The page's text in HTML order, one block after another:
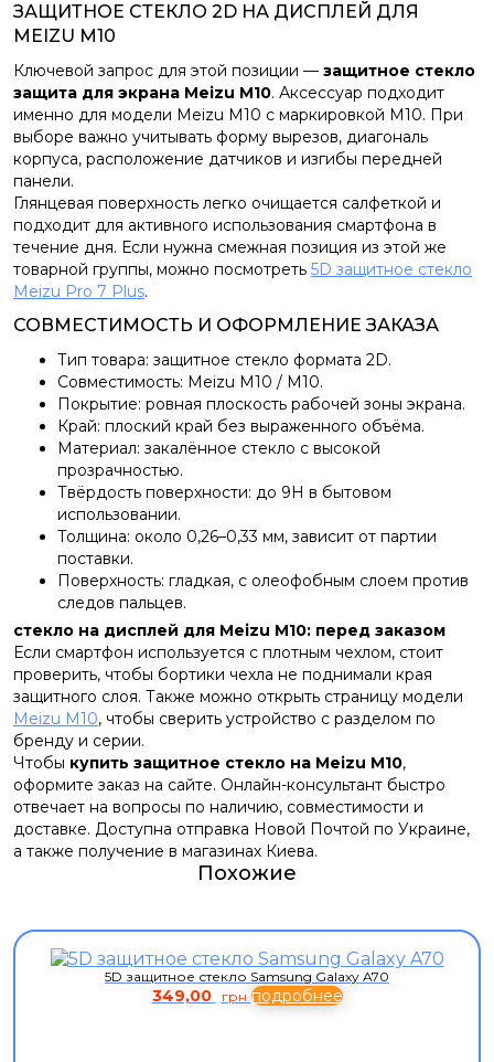
ЗАЩИТНОЕ СТЕКЛО 2D НА ДИСПЛЕЙ ДЛЯ
MEIZU M10
Ключевой запрос для этой позиции — защитное стекло
защита для экрана Meizu M10. Аксессуар подходит
именно для модели Meizu M10 с маркировкой M10. При
выборе важно учитывать форму вырезов, диагональ
корпуса, расположение датчиков и изгибы передней
панели.
Глянцевая поверхность легко очищается салфеткой и
подходит для активного использования смартфона в
течение дня. Если нужна смежная позиция из этой же
товарной группы, можно посмотреть 5D защитное стекло
Meizu Pro 7 Plus.
СОВМЕСТИМОСТЬ И ОФОРМЛЕНИЕ ЗАКАЗА
Тип товара: защитное стекло формата 2D.
Совместимость: Meizu M10 / M10.
Покрытие: ровная плоскость рабочей зоны экрана.
Край: плоский край без выраженного объёма.
Материал: закалённое стекло с высокой
прозрачностью.
Твёрдость поверхности: до 9H в бытовом
использовании.
Толщина: около 0,26–0,33 мм, зависит от партии
поставки.
Поверхность: гладкая, с олеофобным слоем против
следов пальцев.
стекло на дисплей для Meizu M10: перед заказом
Если смартфон используется с плотным чехлом, стоит
проверить, чтобы бортики чехла не поднимали края
защитного слоя. Также можно открыть страницу модели
Meizu M10, чтобы сверить устройство с разделом по
бренду и серии.
Чтобы купить защитное стекло на Meizu M10,
оформите заказ на сайте. Онлайн-консультант быстро
отвечает на вопросы по наличию, совместимости и
доставке. Доступна отправка Новой Почтой по Украине,
а также получение в магазинах Киева.
Похожие
5D защитное стекло Samsung Galaxy A70
349,00 грн подробнее